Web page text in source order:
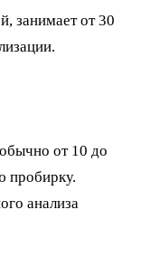
занимает от 30
от 10 до
пробирку.
анализа